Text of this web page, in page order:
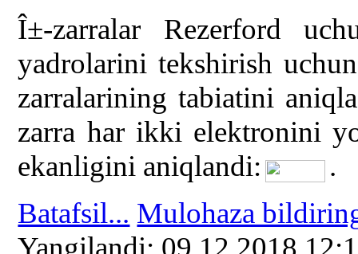
Î±-zarralar Rezerford
yadrolarini tekshirish
zarralarining tabiatini
zarra har ikki elektronini
ekanligini aniqlandi:
.
Batafsil... Mulohaza
Yangilаndi: 09.12.2018